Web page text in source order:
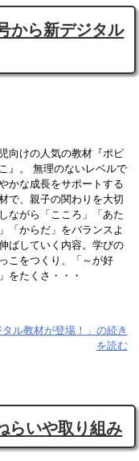
から新デジタル
向けの人気の教材『ポピ
』。 無理のないレベルで
かな成長をサポートする
で、親子の関わりを大切
ながら「こころ」「あた
「からだ」をバランスよ
ばしていく内容。学びの
こをつくり、「～が好
をたくさ・・・
ル教材が登場！」の続き
を読む
らいや取り組み